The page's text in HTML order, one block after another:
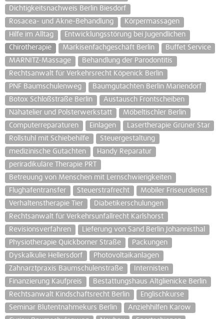
Dichtigkeitsnachweis Berlin Biesdorf
Rosacea- und Akne-Behandlung
Körpermassagen
Hilfe im Alltag
Entwicklungsstörung bei Jugendlichen
Chirotherapie
Markisenfachgeschäft Berlin
Buffet Service
MARNITZ-Massage
Behandlung der Parodontitis
Rechtsanwalt für Verkehrsrecht Köpenick Berlin
PNF Baumschulenweg
Baumgutachten Berlin Mariendorf
Botox Schloßstraße Berlin
Austausch Frontscheiben
Nähatelier und Polsterwerkstatt
Möbeltischler Berlin
Computerreparaturen
Einlagen
Lasertherapie Grüner Star
Rollstuhl mit Schiebehilfe
Steuergestaltung
medizinische Gutachten
Handy Reparatur
periradikuläre Therapie PRT
Betreuung von Menschen mit Lernschwierigkeiten
Flughafentransfer
Steuerstrafrecht
Mobiler Friseurdienst
Verhaltenstherapie Tier
Diabetikerschulungen
Rechtsanwalt für Verkehrsunfallrecht Karlshorst
Revisionsverfahren
Lieferung von Sand Berlin Johannisthal
Physiotherapie Quickborner Straße
Packungen
Dyskalkulie Hellersdorf
Photovoltaikanlagen
Zahnarztpraxis Baumschulenstraße
Internisten
Finanzierung Kaufpreis
Bestattungshaus Altglienicke Berlin
Rechtsanwalt Kindschaftsrecht Berlin
Englischkurse
Seminar Blutentnahmekurs Berlin
Anziehhilfen Karow